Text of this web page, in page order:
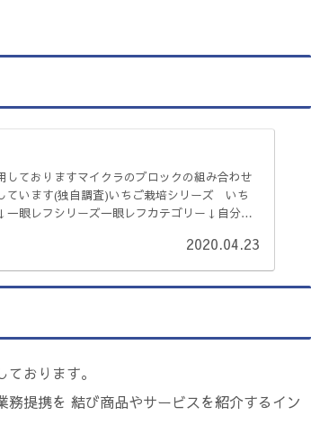
ておりますマイクラのブロックの組み合わせ
ています(独自調査)いちご栽培シリーズ いち
眼レフシリーズ一眼レフカテゴリー↓自分の
2020.04.23
おります。
提携を 結び商品やサービスを紹介するイン